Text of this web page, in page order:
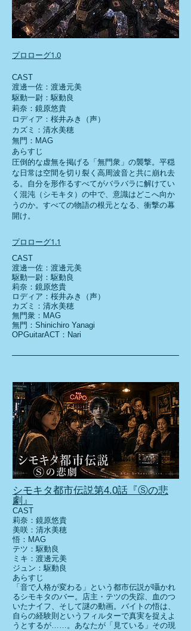
プロローグ1.0
CAST
渡邊一佐：渡邊元美
駆動一尉：駆動良
莉奈：鏡原悠貴
ロディア：桜井みき（声）
カズミ：清水美穂
無門：MAG
あらすじ
圧倒的な虚無を掲げる「無門衆」の襲撃。平穏
な日常は空間を切り裂く高周波音と共に崩れ去
る。自分を形作るすべてがバラバラに解けてい
く混沌（シモキタ）の中で、意識はどこへ向か
うのか。すべての物語の根元となる、衝撃の幕
開け。
プロローグ1.1
CAST
渡邊一佐：渡邊元美
駆動一尉：駆動良
莉奈：鏡原悠貴
ロディア：桜井みき（声）
カズミ：清水美穂
無門衆：MAG
無門：Shinichiro Yanagi
​OPGuitarACT：Nari
プロローグ
1.0
シモキタ都市伝説第4.0話『Ⓢの悲
劇』
CAST
莉奈：鏡原悠貴
美咲：清水美穂
悟：MAG
テツ：駆動良
ミキ：渡邊元美
ジュン：駆動良
あらすじ
「音で人格が変わる」という都市伝説が囁かれ
るシモキタのバー。店主・テツの失踪、血のつ
いたナイフ、そして謎の動画。バイトの悟は、
自らの経験則というフィルターで真実を捉えよ
うとするが……。あなたが「見ている」その現